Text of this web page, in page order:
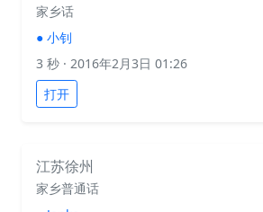
家乡话
● 小钊
3 秒 · 2016年2月3日 01:26
打开
江苏徐州
家乡普通话